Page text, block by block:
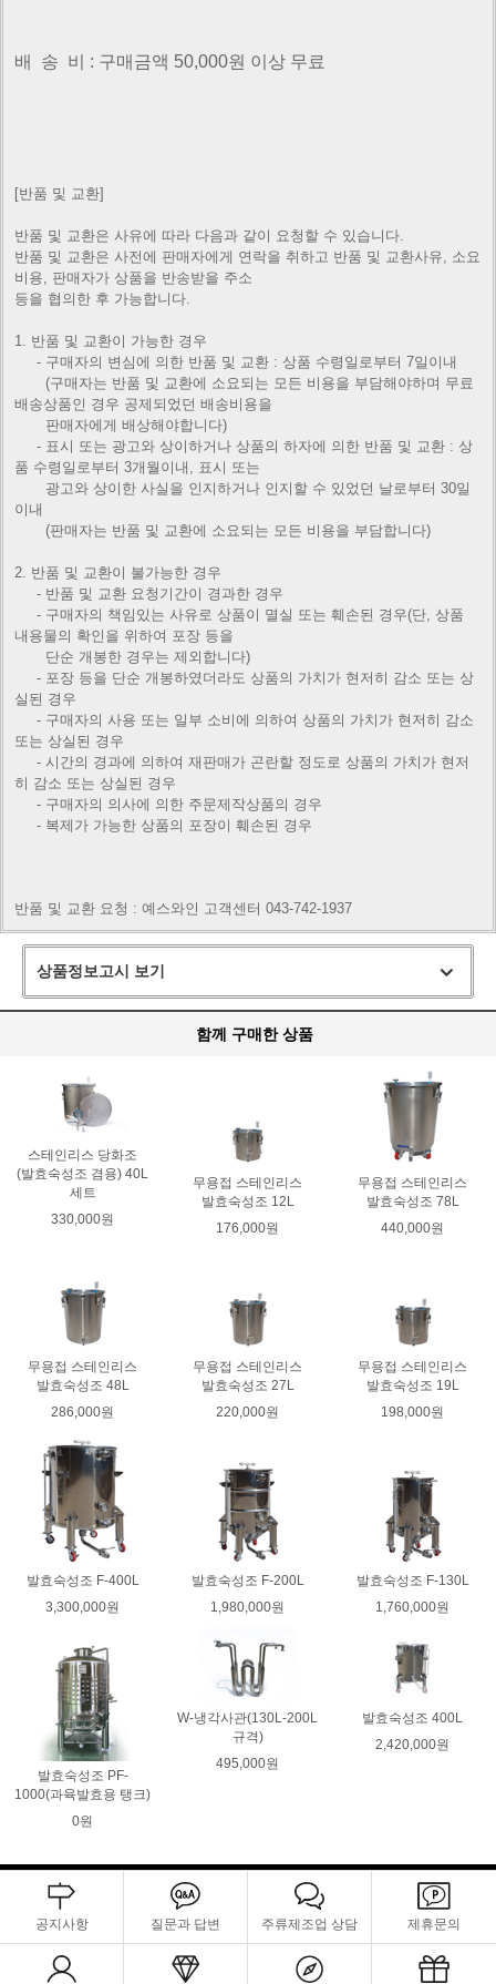
배 송 비 : 구매금액 50,000원 이상 무료
[반품 및 교환]
반품 및 교환은 사유에 따라 다음과 같이 요청할 수 있습니다.
반품 및 교환은 사전에 판매자에게 연락을 취하고 반품 및 교환사유, 소요
비용, 판매자가 상품을 반송받을 주소
등을 협의한 후 가능합니다.
1. 반품 및 교환이 가능한 경우
- 구매자의 변심에 의한 반품 및 교환 : 상품 수령일로부터 7일이내
(구매자는 반품 및 교환에 소요되는 모든 비용을 부담해야하며 무료
배송상품인 경우 공제되었던 배송비용을
판매자에게 배상해야합니다)
- 표시 또는 광고와 상이하거나 상품의 하자에 의한 반품 및 교환 : 상
품 수령일로부터 3개월이내, 표시 또는
광고와 상이한 사실을 인지하거나 인지할 수 있었던 날로부터 30일
이내
(판매자는 반품 및 교환에 소요되는 모든 비용을 부담합니다)
2. 반품 및 교환이 불가능한 경우
- 반품 및 교환 요청기간이 경과한 경우
- 구매자의 책임있는 사유로 상품이 멸실 또는 훼손된 경우(단, 상품
내용물의 확인을 위하여 포장 등을
단순 개봉한 경우는 제외합니다)
- 포장 등을 단순 개봉하였더라도 상품의 가치가 현저히 감소 또는 상
실된 경우
- 구매자의 사용 또는 일부 소비에 의하여 상품의 가치가 현저히 감소
또는 상실된 경우
- 시간의 경과에 의하여 재판매가 곤란할 정도로 상품의 가치가 현저
히 감소 또는 상실된 경우
- 구매자의 의사에 의한 주문제작상품의 경우
- 복제가 가능한 상품의 포장이 훼손된 경우
반품 및 교환 요청 : 예스와인 고객센터 043-742-1937
상품정보고시 보기
함께 구매한 상품
스테인리스 당화조
(발효숙성조 겸용) 40L
세트
330,000원
무용접 스테인리스
발효숙성조 12L
176,000원
무용접 스테인리스
발효숙성조 78L
440,000원
무용접 스테인리스
발효숙성조 48L
286,000원
무용접 스테인리스
발효숙성조 27L
220,000원
무용접 스테인리스
발효숙성조 19L
198,000원
발효숙성조 F-400L
3,300,000원
발효숙성조 F-200L
1,980,000원
발효숙성조 F-130L
1,760,000원
발효숙성조 PF-
1000(과육발효용 탱크)
0원
W-냉각사관(130L-200L
규격)
495,000원
발효숙성조 400L
2,420,000원
공지사항 질문과 답변 주류제조업 상담 제휴문의